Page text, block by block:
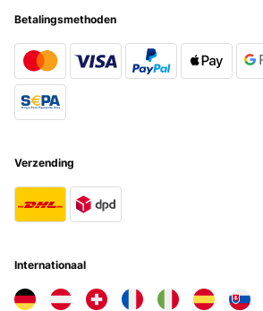
Betalingsmethoden
Verzending
Internationaal